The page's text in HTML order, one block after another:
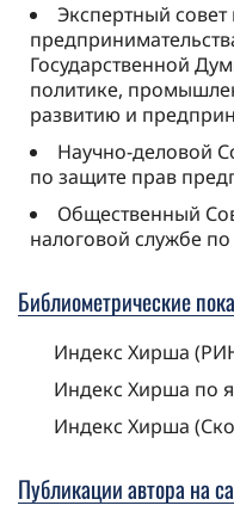
Экспертный
Государственной
политике,
развитию и
Научно-деловой
по защите прав
Общественный
налоговой службе
Библиометрические
Индекс Хирша
Индекс Хирша по
Индекс Хирша
Публикации автора на